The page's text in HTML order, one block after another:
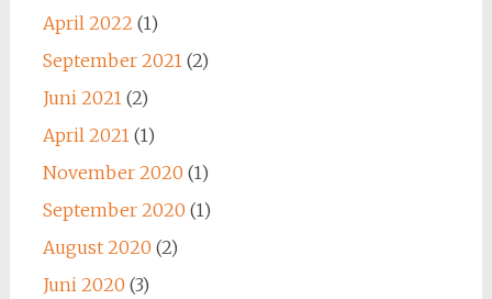
April 2022 (1)
September 2021(2)
Juni 2021(2)
April 2021(1)
November 2020 (1)
September 2020 (1)
August 2020 (2)
Juni 2020 (3)